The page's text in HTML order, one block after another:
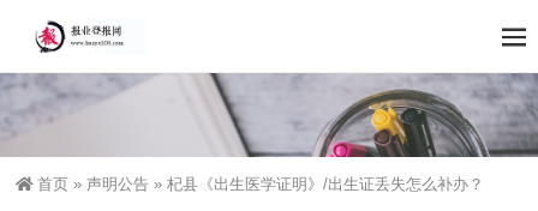
首页 » 声明公告 » 杞县《出生医学证明》/出生证丢失怎么补办？